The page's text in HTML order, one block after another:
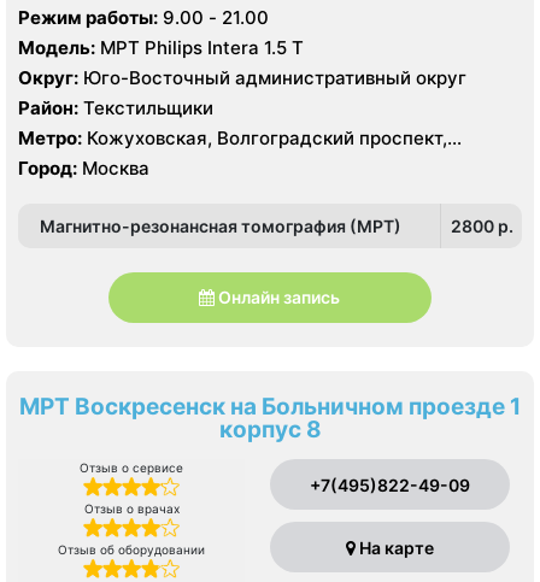
Режим работы: 9.00 - 21.00
Модель: МРТ Philips Intera 1.5 T
Округ: Юго-Восточный административный округ
Район: Текстильщики
Метро: Кожуховская, Волгоградский проспект,
Текстильщики
Город: Москва
Магнитно-резонансная томография (МРТ) 2800 p.
Онлайн запись
МРТ Воскресенск на Больничном проезде 1
корпус 8
Отзыв о сервисе
Отзыв о врачах
Отзыв об оборудовании
+7(495)822-49-09
На карте